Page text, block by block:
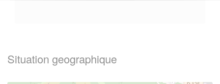
Situation geographique